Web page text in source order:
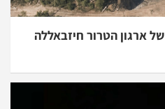
ארגון הטרור חיזבאללה